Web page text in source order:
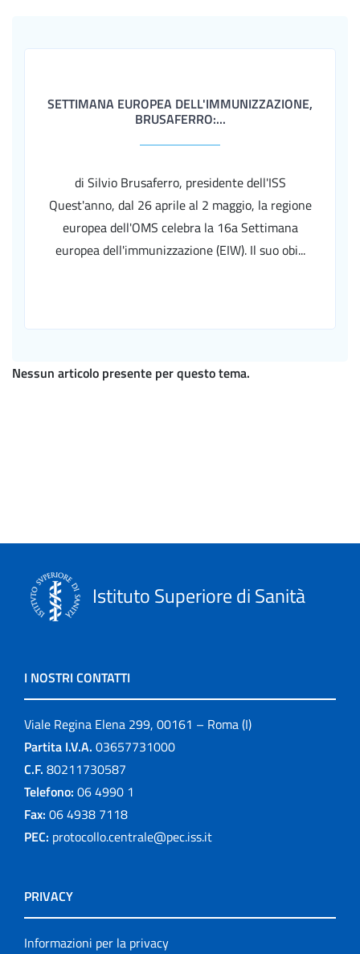
SETTIMANA EUROPEA DELL'IMMUNIZZAZIONE,
BRUSAFERRO:...
di Silvio Brusaferro, presidente dell'ISS
Quest'anno, dal 26 aprile al 2 maggio, la regione
europea dell'OMS celebra la 16a Settimana
europea dell'immunizzazione (EIW). Il suo obi...
Nessun articolo presente per questo tema.
Istituto Superiore di Sanità
I NOSTRI CONTATTI
Viale Regina Elena 299, 00161 – Roma (I)
Partita I.V.A. 03657731000
C.F. 80211730587
Telefono: 06 4990 1
Fax: 06 4938 7118
PEC: protocollo.centrale@pec.iss.it
PRIVACY
Informazioni per la privacy